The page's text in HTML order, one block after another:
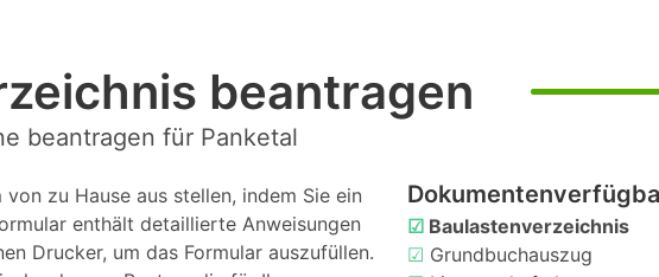
beantragen
beantragen für Panketal
zu Hause aus stellen, indem Sie ein
enthält detaillierte Anweisungen
Drucker, um das Formular auszufüllen.
☑ Baulastenverzeichnis
☑ Grundbuchauszug